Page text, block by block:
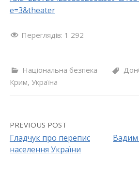
e=3&theater
Переглядів: 1 292
Національна безпека
Крим, Україна
P
PREVIOUS POST
Гладчук про перепис
населення України
Вадим